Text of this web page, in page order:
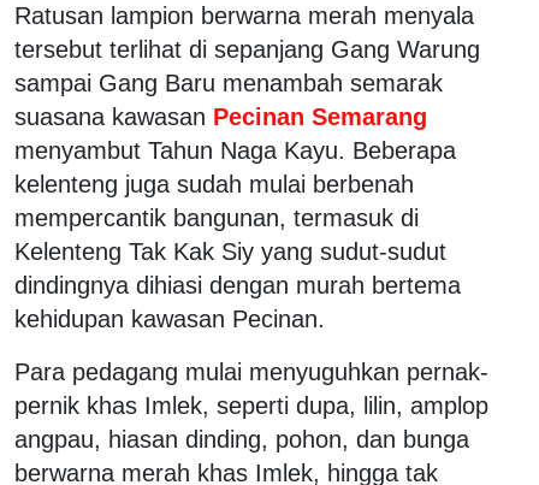
Ratusan lampion berwarna merah menyala
tersebut terlihat di sepanjang Gang Warung
sampai Gang Baru menambah semarak
suasana kawasan Pecinan Semarang
menyambut Tahun Naga Kayu. Beberapa
kelenteng juga sudah mulai berbenah
mempercantik bangunan, termasuk di
Kelenteng Tak Kak Siy yang sudut-sudut
dindingnya dihiasi dengan murah bertema
kehidupan kawasan Pecinan.
Para pedagang mulai menyuguhkan pernak-
pernik khas Imlek, seperti dupa, lilin, amplop
angpau, hiasan dinding, pohon, dan bunga
berwarna merah khas Imlek, hingga tak